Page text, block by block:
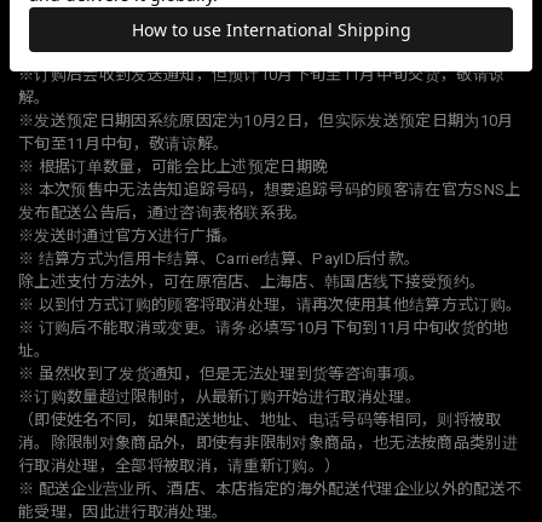
※成品的前部刺绣位置向上6cm左右。
※订购后会收到发送通知，但预计10月下旬至11月中旬交货，敬请谅
解。
※发送预定日期因系统原因定为10月2日，但实际发送预定日期为10月
下旬至11月中旬，敬请谅解。
※ 根据订单数量，可能会比上述预定日期晚
※ 本次预售中无法告知追踪号码，想要追踪号码的顾客请在官方SNS上
发布配送公告后，通过咨询表格联系我。
※发送时通过官方X进行广播。
※ 结算方式为信用卡结算、Carrier结算、PayID后付款。
除上述支付方法外，可在原宿店、上海店、韩国店线下接受预约。
※ 以到付方式订购的顾客将取消处理，请再次使用其他结算方式订购。
※ 订购后不能取消或变更。请务必填写10月下旬到11月中旬收货的地
址。
※ 虽然收到了发货通知，但是无法处理到货等咨询事项。
※订购数量超过限制时，从最新订购开始进行取消处理。
（即使姓名不同，如果配送地址、地址、电话号码等相同，则将被取
消。除限制对象商品外，即使有非限制对象商品，也无法按商品类别进
行取消处理，全部将被取消，请重新订购。）
※ 配送企业营业所、酒店、本店指定的海外配送代理企业以外的配送不
能受理，因此进行取消处理。